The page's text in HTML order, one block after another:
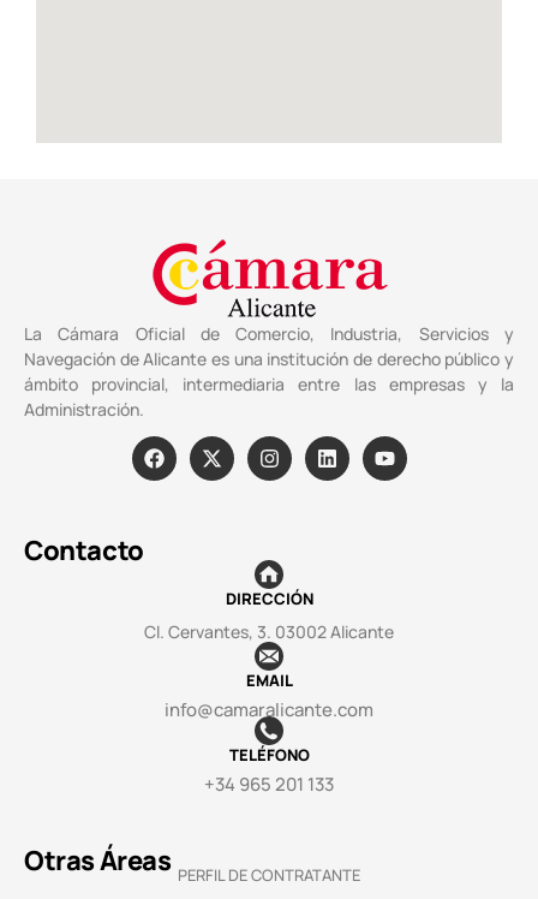
La Cámara Oficial de Comercio, Industria, Servicios y
Navegación de Alicante es una institución de derecho público y
ámbito provincial, intermediaria entre las empresas y la
Administración.
Contacto
DIRECCIÓN
Cl. Cervantes, 3. 03002 Alicante
EMAIL
info@camaralicante.com
TELÉFONO
+34 965 201 133
Otras Áreas PERFIL DE CONTRATANTE